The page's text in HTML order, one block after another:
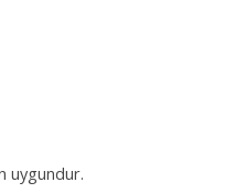
uygundur.